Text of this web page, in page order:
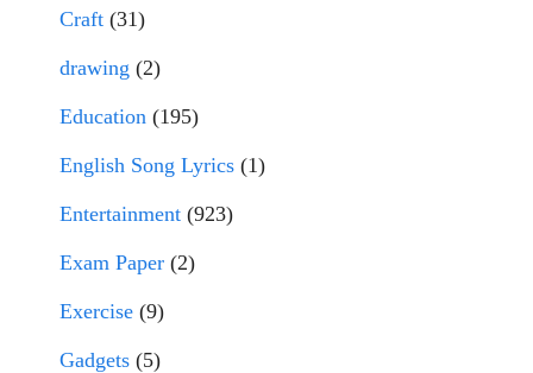
Craft (31)
drawing (2)
Education (195)
English Song Lyrics (1)
Entertainment (923)
Exam Paper (2)
Exercise (9)
Gadgets (5)